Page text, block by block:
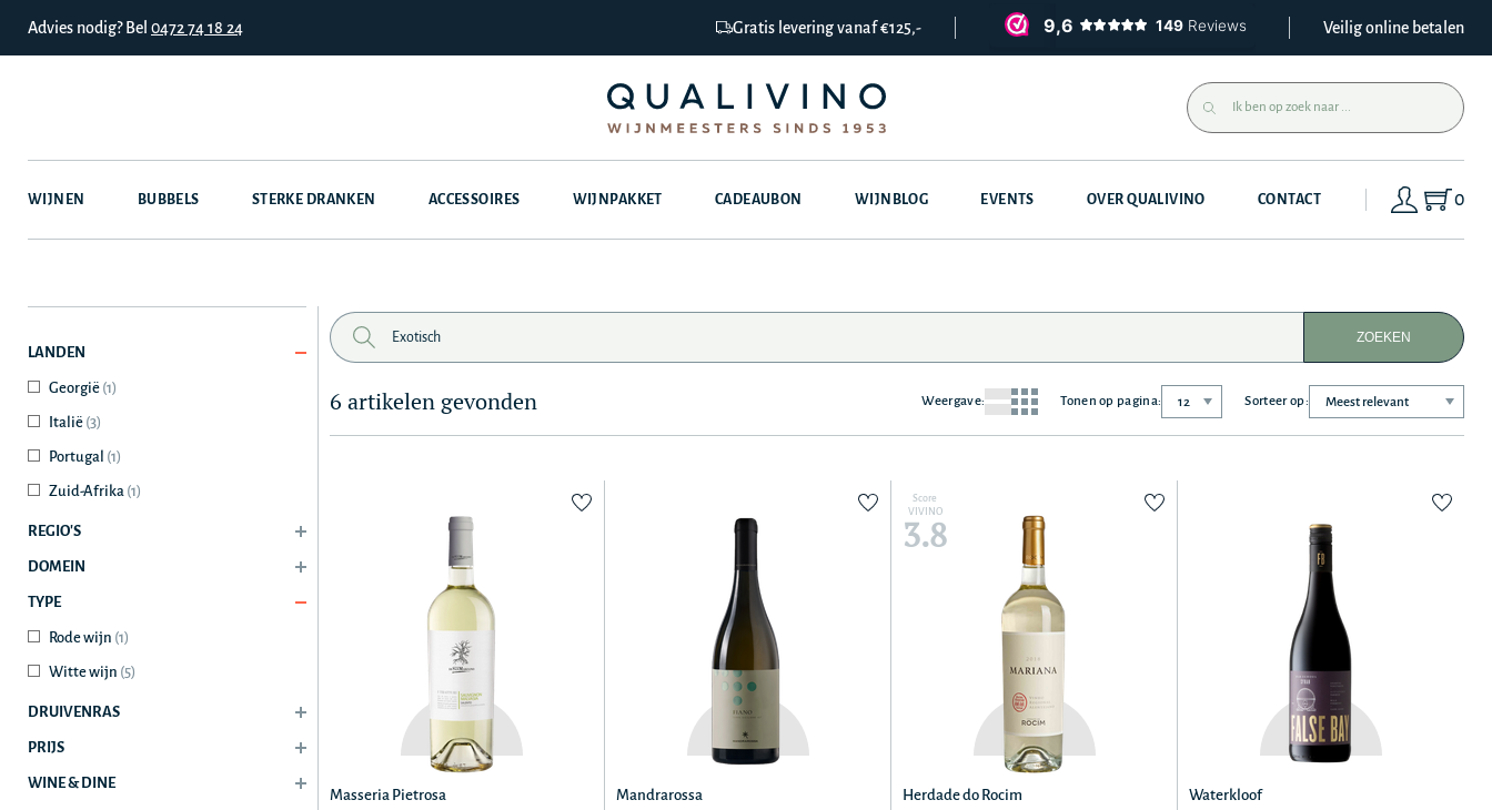
Advies nodig? Bel 0472 74 18 24 Gratis levering vanaf €125,- Veilig online betalen
WIJNEN BUBBELS STERKE DRANKEN ACCESSOIRES WIJNPAKKET CADEAUBON WIJNBLOG EVENTS OVER QUALIVINO CONTACT 0
LANDEN
Georgië (1)
Italië (3)
Portugal (1)
Zuid-Afrika (1)
REGIO'S
DOMEIN
TYPE
Rode wijn (1)
Witte wijn (5)
DRUIVENRAS
PRIJS
WINE & DINE
ZOEKEN
6 artikelen gevonden Weergave: Tonen op pagina: Sorteer op:
Masseria Pietrosa Mandrarossa
Score
VIVINO
3.8
Herdade do Rocim Waterkloof